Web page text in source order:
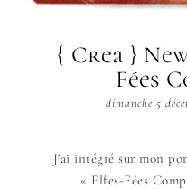
{ Crea }
Fées
dimanche 5
J'ai intégré sur mon
« Elfes-Fées